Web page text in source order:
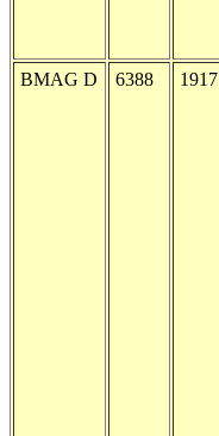
BMAG D 6388 1917